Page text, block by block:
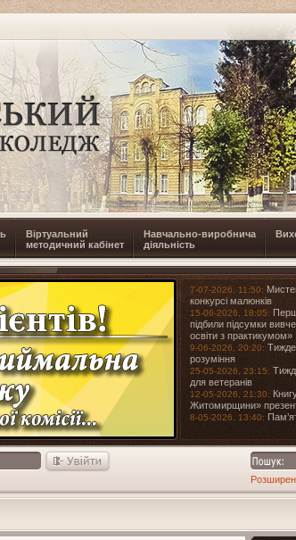
Віртуальний
методичний кабінет
Навчально-виробнича
діяльність
7-07-2026, 11:50:
конкурсі малюнків
15-06-2026, 18:05:
підбили підсумки
освіти з практикумом»
9-06-2026, 20:20:
розуміння
25-05-2026, 23:15:
для ветеранів
12-05-2026, 21:30:
Житомирщини»
8-05-2026, 13:40: